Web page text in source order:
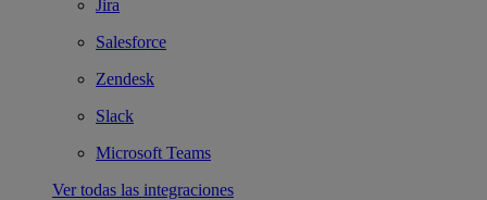
Jira
Salesforce
Zendesk
Slack
Microsoft Teams
Ver todas las integraciones